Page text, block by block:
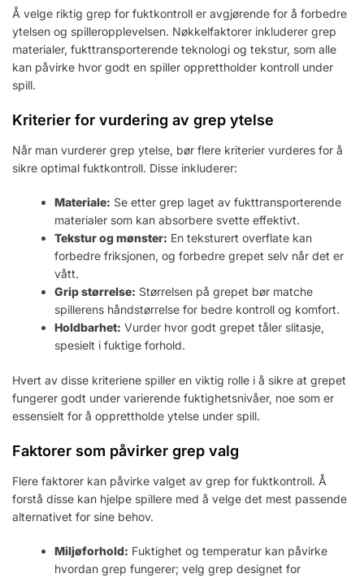
Å velge riktig grep for fuktkontroll er avgjørende for å forbedre
ytelsen og spilleropplevelsen. Nøkkelfaktorer inkluderer grep
materialer, fukttransporterende teknologi og tekstur, som alle
kan påvirke hvor godt en spiller opprettholder kontroll under
spill.
Kriterier for vurdering av grep ytelse
Når man vurderer grep ytelse, bør flere kriterier vurderes for å
sikre optimal fuktkontroll. Disse inkluderer:
Materiale: Se etter grep laget av fukttransporterende
materialer som kan absorbere svette effektivt.
Tekstur og mønster: En teksturert overflate kan
forbedre friksjonen, og forbedre grepet selv når det er
vått.
Grip størrelse: Størrelsen på grepet bør matche
spillerens håndstørrelse for bedre kontroll og komfort.
Holdbarhet: Vurder hvor godt grepet tåler slitasje,
spesielt i fuktige forhold.
Hvert av disse kriteriene spiller en viktig rolle i å sikre at grepet
fungerer godt under varierende fuktighetsnivåer, noe som er
essensielt for å opprettholde ytelse under spill.
Faktorer som påvirker grep valg
Flere faktorer kan påvirke valget av grep for fuktkontroll. Å
forstå disse kan hjelpe spillere med å velge det mest passende
alternativet for sine behov.
Miljøforhold: Fuktighet og temperatur kan påvirke
hvordan grep fungerer; velg grep designet for